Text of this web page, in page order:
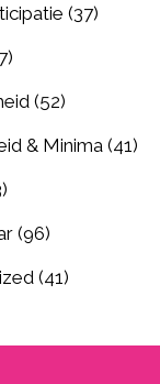
(37)
(52)
& Minima (41)
(96)
(41)